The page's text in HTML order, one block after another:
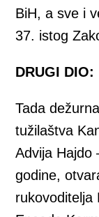
BiH, a sve i
37. istog
DRUGI DIO:
Tada
tužilaštva
Advija Hajdo
godine,
rukovoditelja